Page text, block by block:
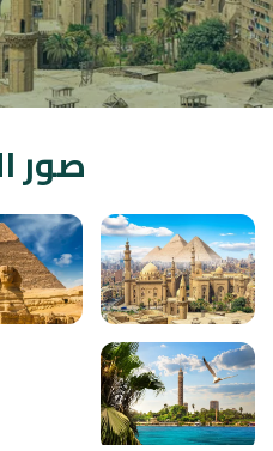
صور